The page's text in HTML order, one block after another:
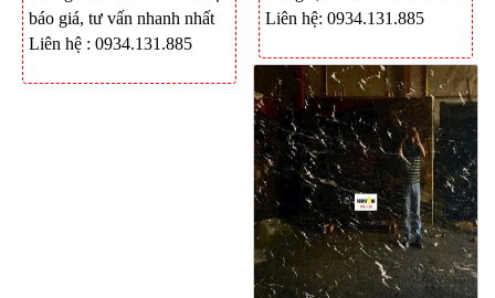
báo giá, tư vấn nhanh nhất
Liên hệ : 0934.131.885
Liên hệ: 0934.131.885